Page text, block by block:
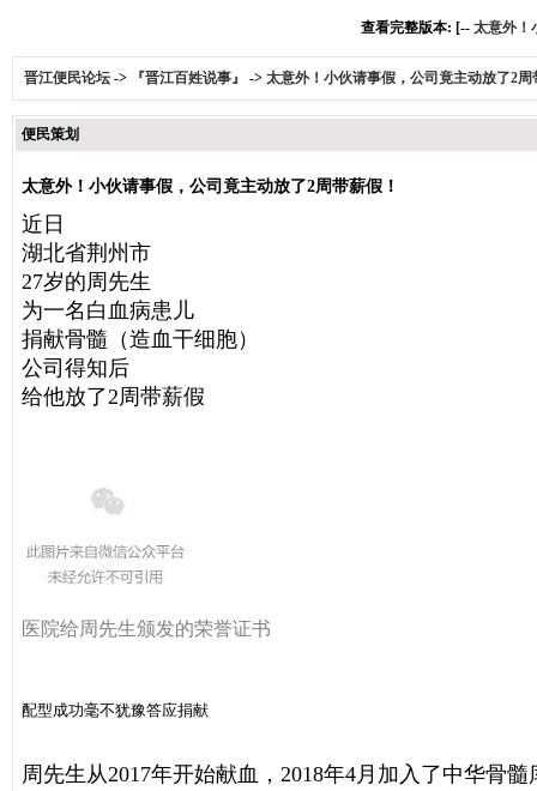
查看完整版本: [-- 太意外！
晋江便民论坛 -> 『晋江百姓说事』 -> 太意外！小伙请事假，公司竟主动放了2周
便民策划
太意外！小伙请事假，公司竟主动放了2周带薪假！
近日
湖北省荆州市
27岁的周先生
为一名白血病患儿
捐献骨髓（造血干细胞）
公司得知后
给他放了2周带薪假
医院给周先生颁发的荣誉证书
配型成功毫不犹豫答应捐献
周先生从2017年开始献血，2018年4月加入了中华骨